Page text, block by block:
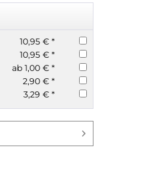
10,95 € *
10,95 € *
ab 1,00 € *
2,90 € *
3,29 € *